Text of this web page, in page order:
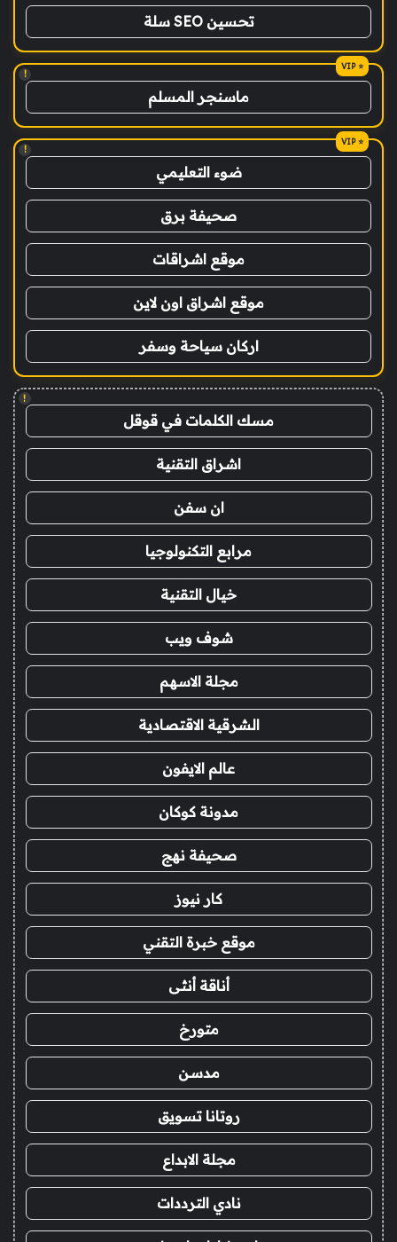
تحسين SEO سلة
!
ماسنجر المسلم
!
ضوء التعليمي
صحيفة برق
موقع اشراقات
موقع اشراق اون لاين
اركان سياحة وسفر
!
مسك الكلمات في قوقل
اشراق التقنية
ان سفن
مرابع التكنولوجيا
خيال التقنية
شوف ويب
مجلة الاسهم
الشرقية الاقتصادية
عالم الايفون
مدونة كوكان
صحيفة نهج
كار نيوز
موقع خبرة التقني
أناقة أنثى
متورخ
مدسن
روتانا تسويق
مجلة الابداع
نادي الترددات